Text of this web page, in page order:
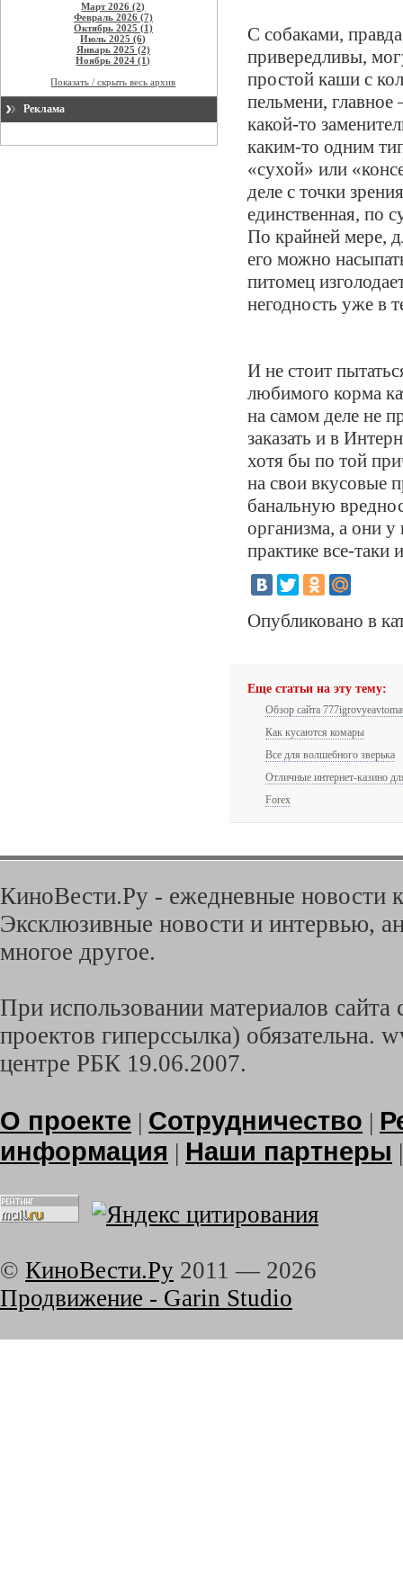
Март 2026 (2)
Февраль 2026 (7)
Октябрь 2025 (1)
Июль 2025 (6)
Январь 2025 (2)
Ноябрь 2024 (1)
Показать / скрыть весь архив
Реклама
С собаками,
привередливы,
простой каши с
пельмени,
какой-то
каким-то одним
«сухой» или
деле с точки
единственная, по
По крайней мере,
его можно
питомец
негодность уже в
И не стоит
любимого корма
на самом деле не
заказать и в
хотя бы по той
на свои вкусовые
банальную
организма, а они
практике все-таки
Опубликовано в
Еще статьи на эту тему:
Обзор сайта
Как кусаются комары
Все для волшебного зверька
Отличные интернет-казино
Forex
КиноВести.Ру - ежедневные новости
Эксклюзивные новости и интервью,
многое другое.
При использовании материалов
проектов гиперссылка) обязательна.
центре РБК 19.06.2007.
О проекте | Сотрудничество |
информация | Наши партнеры
© КиноВести.Ру 2011 — 2026
Продвижение - Garin Studio